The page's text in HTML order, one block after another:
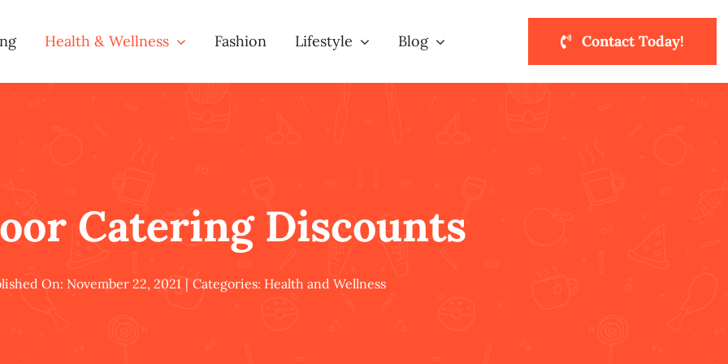
Health & Wellness Fashion Lifestyle Blog Contact Today!
Catering Discounts
On: November 22, 2021 | Categories: Health and Wellness